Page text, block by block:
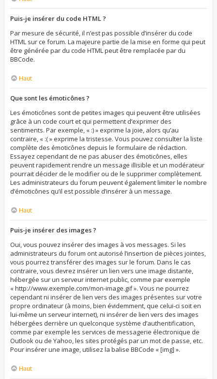
Puis-je insérer du code HTML ?
Par mesure de sécurité, il n’est pas possible d’insérer du code
HTML sur ce forum. La majeure partie de la mise en forme qui peut
être générée par du code HTML peut être remplacée par du
BBCode.
Haut
Que sont les émoticônes ?
Les émoticônes sont de petites images qui peuvent être utilisées
grâce à un code court et qui permettent d’exprimer des
sentiments. Par exemple, « :) » exprime la joie, alors qu’au
contraire, « :( » exprime la tristesse. Vous pouvez consulter la liste
complète des émoticônes depuis le formulaire de rédaction.
Essayez cependant de ne pas abuser des émoticônes, elles
peuvent rapidement rendre un message illisible et un modérateur
pourrait décider de le modifier ou de le supprimer complètement.
Les administrateurs du forum peuvent également limiter le nombre
d’émoticônes qu’il est possible d’insérer à un message.
Haut
Puis-je insérer des images ?
Oui, vous pouvez insérer des images à vos messages. Si les
administrateurs du forum ont autorisé l’insertion de pièces jointes,
vous pourrez transférer des images sur le forum. Dans le cas
contraire, vous devrez insérer un lien vers une image distante,
hébergée sur un serveur internet public, comme par exemple
« http://www.exemple.com/mon-image.gif ». Vous ne pourrez
cependant ni insérer de lien vers des images présentes sur votre
propre ordinateur (à moins, bien évidemment, que celui-ci soit en
lui-même un serveur internet), ni insérer de lien vers des images
hébergées derrière un quelconque système d’authentification,
comme par exemple les services de messagerie électronique de
Outlook ou de Yahoo, les sites protégés par un mot de passe, etc.
Pour insérer une image, utilisez la balise BBCode « [img] ».
Haut